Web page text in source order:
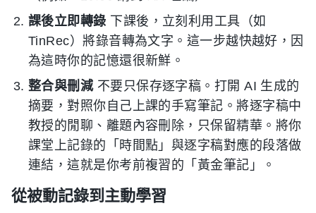
課後立即轉錄 下課後，立刻利用工具（如
TinRec）將錄音轉為文字。這一步越快越好，因
為這時你的記憶還很新鮮。
整合與刪減不要只保存逐字稿。打開 AI 生成的
摘要，對照你自己上課的手寫筆記。將逐字稿中
教授的閒聊、離題內容刪除，只保留精華。將你
課堂上記錄的「時間點」與逐字稿對應的段落做
連結，這就是你考前複習的「黃金筆記」。
從被動記錄到主動學習